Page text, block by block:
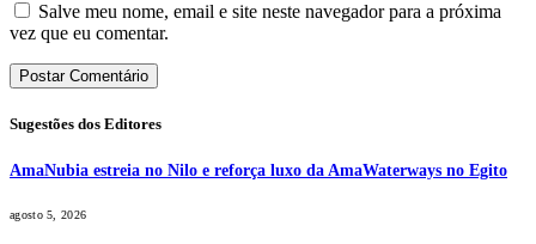
Salve meu nome, email e site neste navegador para a próxima
vez que eu comentar.
Sugestões dos Editores
AmaNubia estreia no Nilo e reforça luxo da AmaWaterways no Egito
agosto 5, 2026